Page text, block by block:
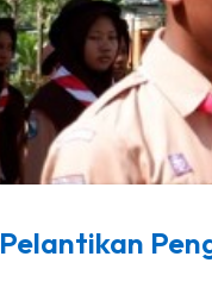
Pelantikan